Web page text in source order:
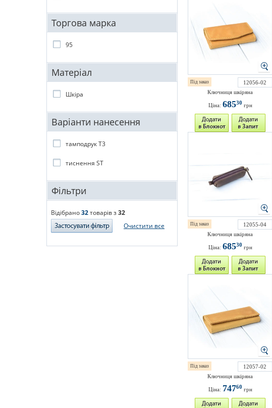
Торгова марка
95
Матеріал
Шкіра
Варіанти нанесення
тамподрук T3
тиснення ST
Фільтри
Відібрано32товарів з32
Очистити все
Під заказ
12056-02
Ключниця шкіряна
Ціна: 68530 грн
Під заказ
12055-04
Ключниця шкіряна
Ціна: 68530 грн
Під заказ
12057-02
Ключниця шкіряна
Ціна: 74760 грн